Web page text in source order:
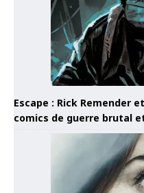
Escape : Rick Remender
comics de guerre brutal